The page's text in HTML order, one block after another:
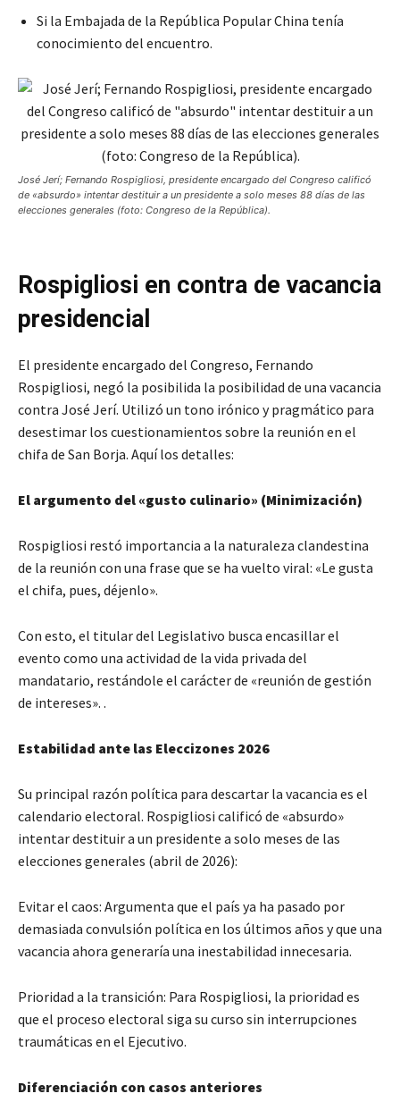
Si la Embajada de la República Popular China tenía
conocimiento del encuentro.
José Jerí; Fernando Rospigliosi, presidente encargado del Congreso calificó
de «absurdo» intentar destituir a un presidente a solo meses 88 días de las
elecciones generales (foto: Congreso de la República).
Rospigliosi en contra de vacancia
presidencial
El presidente encargado del Congreso, Fernando
Rospigliosi, negó la posibilida la posibilidad de una vacancia
contra José Jerí. Utilizó un tono irónico y pragmático para
desestimar los cuestionamientos sobre la reunión en el
chifa de San Borja. Aquí los detalles:
El argumento del «gusto culinario» (Minimización)
Rospigliosi restó importancia a la naturaleza clandestina
de la reunión con una frase que se ha vuelto viral: «Le gusta
el chifa, pues, déjenlo».
Con esto, el titular del Legislativo busca encasillar el
evento como una actividad de la vida privada del
mandatario, restándole el carácter de «reunión de gestión
de intereses». .
Estabilidad ante las Eleccizones 2026
Su principal razón política para descartar la vacancia es el
calendario electoral. Rospigliosi calificó de «absurdo»
intentar destituir a un presidente a solo meses de las
elecciones generales (abril de 2026):
Evitar el caos: Argumenta que el país ya ha pasado por
demasiada convulsión política en los últimos años y que una
vacancia ahora generaría una inestabilidad innecesaria.
Prioridad a la transición: Para Rospigliosi, la prioridad es
que el proceso electoral siga su curso sin interrupciones
traumáticas en el Ejecutivo.
Diferenciación con casos anteriores